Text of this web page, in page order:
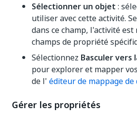
Sélectionner un objet :
utiliser avec cette activité.
dans ce champ, l'activité est
champs de propriété
Sélectionnez Basculer vers
pour explorer et mapper
de l' éditeur de mappage de
Gérer les propriétés